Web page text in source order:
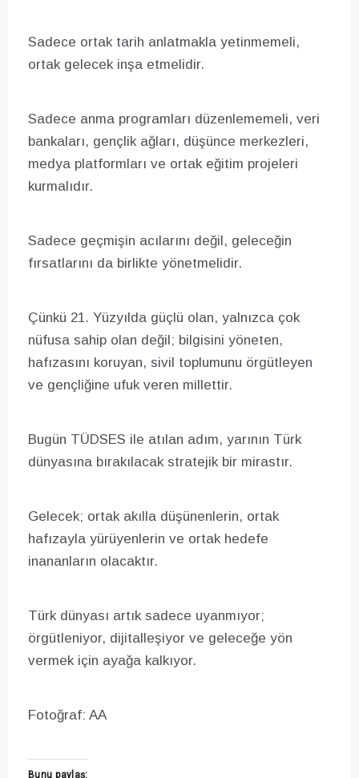
Sadece ortak tarih anlatmakla yetinmemeli,
ortak gelecek inşa etmelidir.
Sadece anma programları düzenlememeli, veri
bankaları, gençlik ağları, düşünce merkezleri,
medya platformları ve ortak eğitim projeleri
kurmalıdır.
Sadece geçmişin acılarını değil, geleceğin
fırsatlarını da birlikte yönetmelidir.
Çünkü 21. Yüzyılda güçlü olan, yalnızca çok
nüfusa sahip olan değil; bilgisini yöneten,
hafızasını koruyan, sivil toplumunu örgütleyen
ve gençliğine ufuk veren millettir.
Bugün TÜDSES ile atılan adım, yarının Türk
dünyasına bırakılacak stratejik bir mirastır.
Gelecek; ortak akılla düşünenlerin, ortak
hafızayla yürüyenlerin ve ortak hedefe
inananların olacaktır.
Türk dünyası artık sadece uyanmıyor;
örgütleniyor, dijitalleşiyor ve geleceğe yön
vermek için ayağa kalkıyor.
Fotoğraf: AA